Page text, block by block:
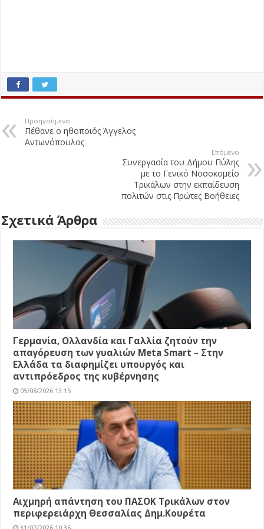
Προηγούμενο
Πέθανε ο ηθοποιός Άγγελος
Αντωνόπουλος
Επόμενο
Συνεργασία του Δήμου Πύλης
με το Γενικό Νοσοκομείο
Τρικάλων στην εκπαίδευση
πολιτών στις Πρώτες Βοήθειες
Σχετικά Άρθρα
Γερμανία, Ολλανδία και Γαλλία ζητούν την
απαγόρευση των γυαλιών Meta Smart – Στην
Ελλάδα τα διαφημίζει υπουργός και
αντιπρόεδρος της κυβέρνησης
05/08/2026 13:15
Αιχμηρή απάντηση του ΠΑΣΟΚ Τρικάλων στον
περιφερειάρχη Θεσσαλίας Δημ.Κουρέτα